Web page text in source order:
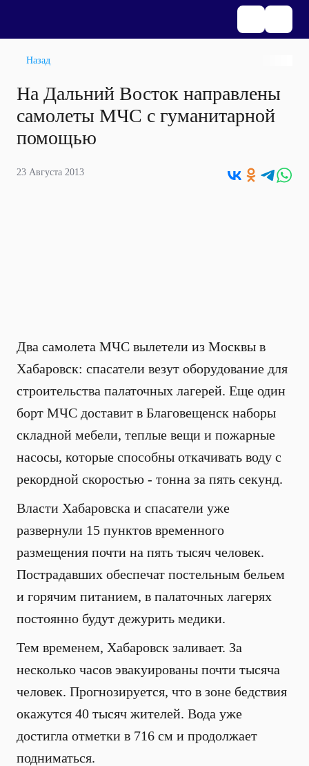
Назад
На Дальний Восток направлены
самолеты МЧС с гуманитарной
помощью
23 Августа 2013
Два самолета МЧС вылетели из Москвы в
Хабаровск: спасатели везут оборудование для
строительства палаточных лагерей. Еще один
борт МЧС доставит в Благовещенск наборы
складной мебели, теплые вещи и пожарные
насосы, которые способны откачивать воду с
рекордной скоростью - тонна за пять секунд.
Власти Хабаровска и спасатели уже
развернули 15 пунктов временного
размещения почти на пять тысяч человек.
Пострадавших обеспечат постельным бельем
и горячим питанием, в палаточных лагерях
постоянно будут дежурить медики.
Тем временем, Хабаровск заливает. За
несколько часов эвакуированы почти тысяча
человек. Прогнозируется, что в зоне бедствия
окажутся 40 тысяч жителей. Вода уже
достигла отметки в 716 см и продолжает
подниматься.